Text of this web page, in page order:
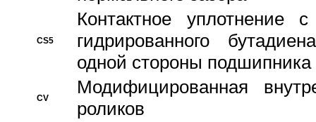
CS5
Контактное уплотнение
гидрированного
одной стороны подшипника
CV
Модифицированная
роликов